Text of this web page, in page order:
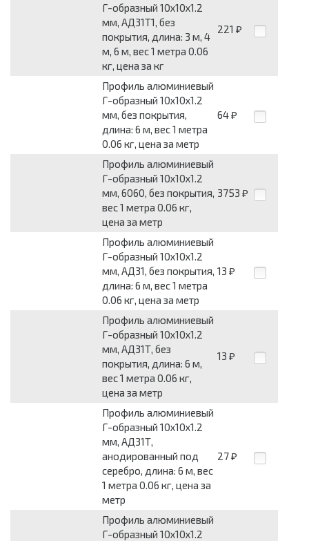
Г-образный 10x10x1.2
мм, АД31Т1, без
покрытия, длина: 3 м, 4
м, 6 м, вес 1 метра 0.06
кг, цена за кг
221 ₽
Профиль алюминиевый
Г-образный 10x10x1.2
мм, без покрытия,
длина: 6 м, вес 1 метра
0.06 кг, цена за метр
64 ₽
Профиль алюминиевый
Г-образный 10x10x1.2
мм, 6060, без покрытия,
вес 1 метра 0.06 кг,
цена за метр
3753 ₽
Профиль алюминиевый
Г-образный 10x10x1.2
мм, АД31, без покрытия,
длина: 6 м, вес 1 метра
0.06 кг, цена за метр
13 ₽
Профиль алюминиевый
Г-образный 10x10x1.2
мм, АД31Т, без
покрытия, длина: 6 м,
вес 1 метра 0.06 кг,
цена за метр
13 ₽
Профиль алюминиевый
Г-образный 10x10x1.2
мм, АД31Т,
анодированный под
серебро, длина: 6 м, вес
1 метра 0.06 кг, цена за
метр
27 ₽
Профиль алюминиевый
Г-образный 10x10x1.2